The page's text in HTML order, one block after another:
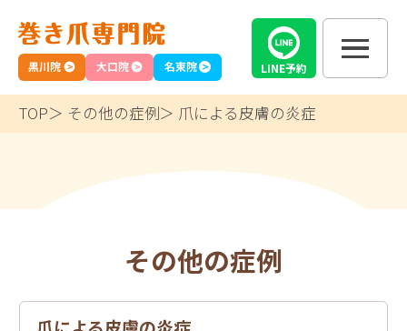
名東院
黒川院 大口院 LINE予約
TOP その他の症例 爪による皮膚の炎症
その他の症例